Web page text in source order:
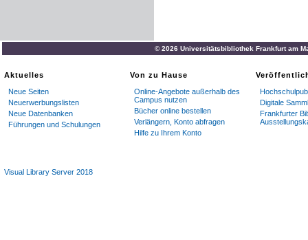
© 2026 Universitätsbibliothek Frankfurt am
Aktuelles
Neue Seiten
Neuerwerbungslisten
Neue Datenbanken
Führungen und Schulungen
Von zu Hause
Online-Angebote außerhalb des
Campus nutzen
Bücher online bestellen
Verlängern, Konto abfragen
Hilfe zu Ihrem Konto
Digitale
Frankfurter
Visual Library Server 2018